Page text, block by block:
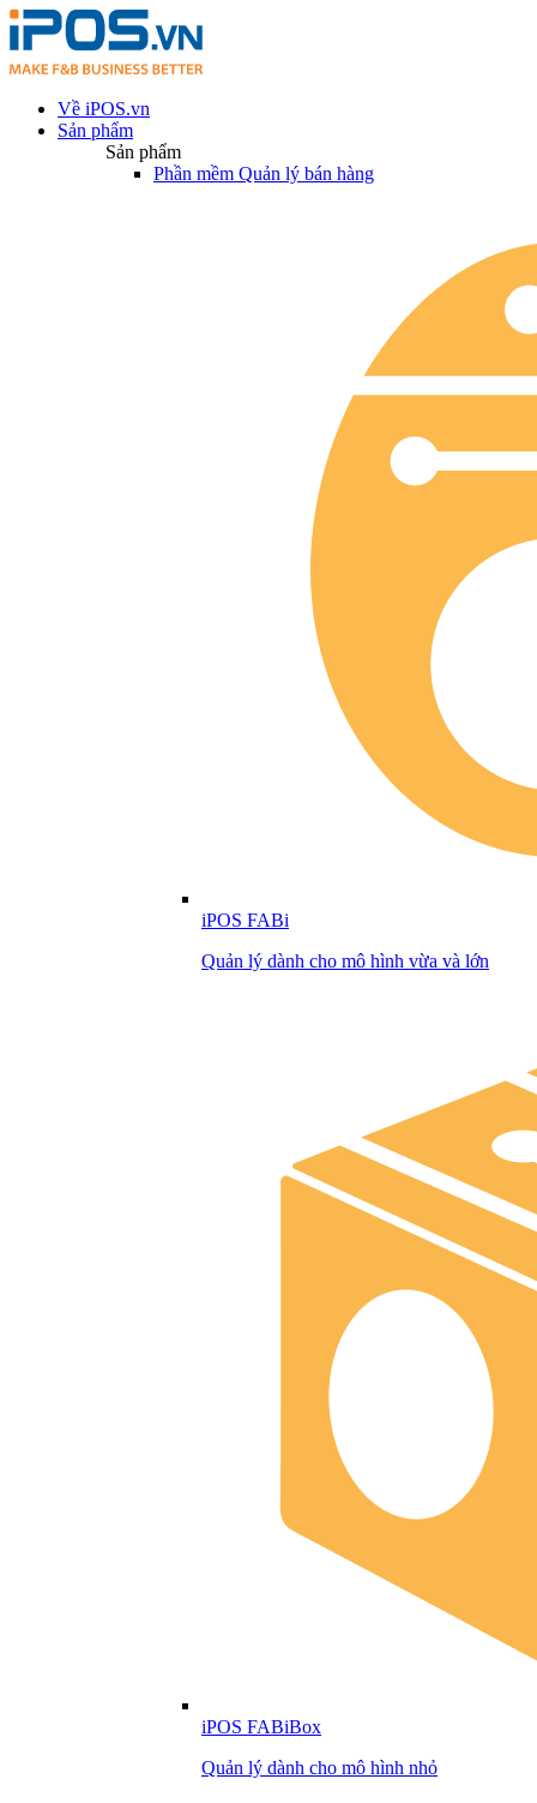
Về iPOS.vn
Sản phẩm
Sản phẩm
Phần mềm Quản lý bán hàng
iPOS FABi
Quản lý dành cho mô hình vừa và lớn
iPOS FABiBox
Quản lý dành cho mô hình nhỏ